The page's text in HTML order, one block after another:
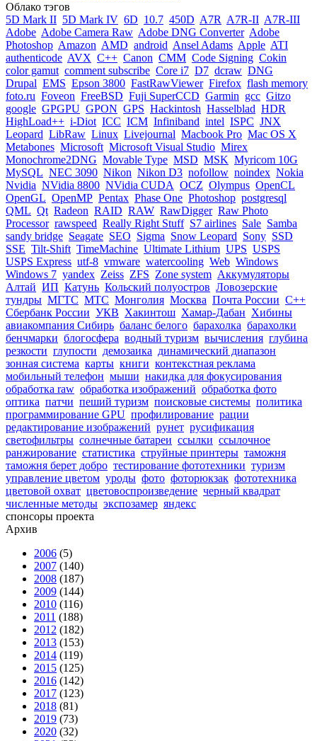
Облако тэгов
5D Mark II 5D Mark IV 6D 10.7 450D A7R A7R-II A7R-III
Adobe Adobe Camera Raw Adobe DNG Converter Adobe
Photoshop Amazon AMD android Ansel Adams Apple ATI
authenticode AVX C++ Canon CMM Code Signing Cokin
color gamut comment subscribe Core i7 D7 dcraw DNG
Drupal EMS Epson 3800 FastRawViewer Firefox flash memory
foto.ru Foveon FreeBSD Fuji SuperCCD Garmin gcc Gitzo
google GPGPU GPON GPS Hackintosh Hasselblad HDR
HighLoad++ i-Diot ICC ICM Infiniband intel ISPC JNX
Leopard LibRaw Linux Livejournal Macbook Pro Mac OS X
Metabones Microsoft Microsoft Visual Studio Mirex
Monochrome2DNG Movable Type MSD MSK Myricom 10G
MySQL NEC 3090 Nikon Nikon D3 nofollow noindex Nokia
Nvidia NVidia 8800 NVidia CUDA OCZ Olympus OpenCL
OpenGL OpenMP Pentax Phase One Photoshop postgresql
QML Qt Radeon RAID RAW RawDigger Raw Photo
Processor rawspeed Really Right Stuff S7 airlines Sale Samba
sandy bridge Seagate SEO Sigma Snow Leopard Sony SSD
SSE Tilt-Shift TimeMachine Ultimate Lithium UPS USPS
USPS Express utf-8 vmware watercooling Web Windows
Windows 7 yandex Zeiss ZFS Zone system Аккумуляторы
Алтай ИП Катунь Кольский полуостров Ловозерские
тундры МГТС МТС Монголия Москва Почта России С++
Сбербанк России УКВ Хакинтош Хамар-Дабан Хибины
авиакомпания Сибирь баланс белого барахолка барахолки
бенчмарки блогосфера водный туризм вычисления глубина
резкости глупости демозаика динамический диапазон
зонная система карты книги контекстная реклама
мобильный телефон мыши накидка для фокусирования
обработка raw обработка изображений обработка фото
оптика патчи пеший туризм поисковые системы политика
программирование GPU профилирование рации
редактирование изображений рунет русификация
светофильтры солнечные батареи ссылки ссылочное
ранжирование статистика струйные принтеры таможня
таможня берет добро тестирование фототехники туризм
управление цветом уроды фото фоторюкзак фототехника
цветовой охват цветовоспроизведение черный квадрат
численные методы экспозамер яндекс
спонсоры проекта
Архив
2006 (5)
2007 (140)
2008 (187)
2009 (144)
2010 (116)
2011 (188)
2012 (182)
2013 (153)
2014 (119)
2015 (125)
2016 (142)
2017 (123)
2018 (81)
2019 (73)
2020 (32)